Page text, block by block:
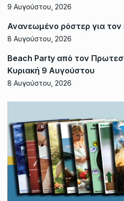
9 Αυγούστου, 2026
Ανανεωμένο ρόστερ για
8 Αυγούστου, 2026
Beach Party από τον
Κυριακή 9 Αυγούστου
8 Αυγούστου, 2026